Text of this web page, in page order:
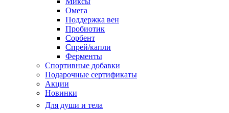
Омега
Поддержка вен
Пробиотик
Сорбент
Спрей/капли
Ферменты
Спортивные добавки
Подарочные сертификаты
Акции
Новинки
Для души и тела